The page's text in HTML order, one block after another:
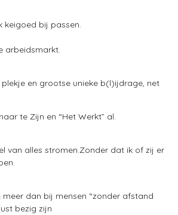
keigoed bij passen.
arbeidsmarkt.
en grootse unieke b(l)ijdrage, net
te Zijn en “Het Werkt” al.
van alles stromen.Zonder dat ik of zij er
dan bij mensen “zonder afstand
bezig zijn